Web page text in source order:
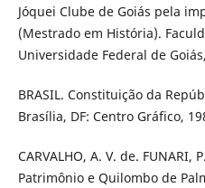
Jóquei Clube de Goiás pela
(Mestrado em História).
Universidade Federal de
BRASIL. Constituição da
Brasília, DF: Centro Gráfico,
CARVALHO, A. V. de.
Patrimônio e Quilombo de